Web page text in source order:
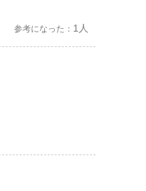
参考になった： 1人